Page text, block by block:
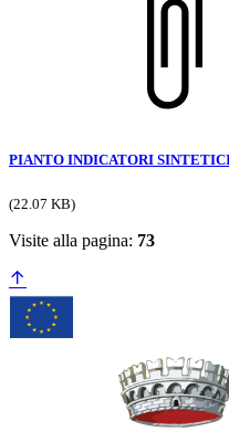
PIANTO INDICATORI
(22.07 KB)
Visite alla pagina: 73